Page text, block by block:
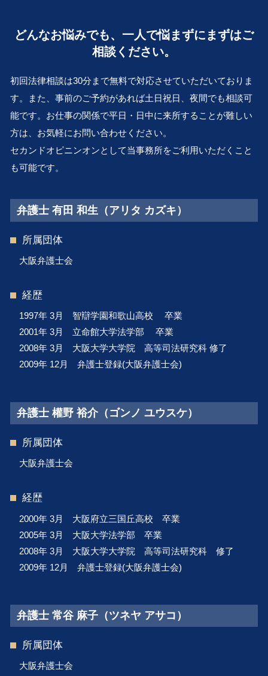
婚姻費用 計算
浮気 慰謝料
別居中 不貞行為
養育費 相場
清算 結了
解散 清算 スケジュール
組織再編 とは
相続 株 評価
破産管財人 とは
離婚 奈良 弁護士 相談
会社倒産 大 弁護士 相談
遺言作成 吹田市 弁護士 相談
遺言作成 兵庫 弁護士 相談
医療過誤 吹田市 弁護士 相談
顧問弁護士 奈良 弁護士 相談
行政問題 和歌山 弁護士 相談
事業承継 京都 弁護士 相談
離婚 京都 弁護士 相談
どんなお悩みでも、一人で悩まずにまずはご
相談ください。
初回法律相談は30分まで無料で対応させていただいておりま
す。また、事前のご予約があれば土日祝日、夜間でも相談可
能です。お仕事の関係で平日・日中に来所することが難しい
方は、お気軽にお問い合わせください。
セカンドオピニンオンとして当事務所をご利用いただくこと
も可能です。
弁護士 有田 和生（アリタ カズキ）
所属団体
大阪弁護士会
経歴
1997年 3月 智辯学園和歌山高校 卒業
2001年 3月 立命館大学法学部 卒業
2008年 3月 大阪大学大学院 高等司法研究科 修了
2009年 12月 弁護士登録(大阪弁護士会)
弁護士 權野 裕介（ゴンノ ユウスケ）
所属団体
大阪弁護士会
経歴
2000年 3月 大阪府立三国丘高校 卒業
2005年 3月 大阪大学法学部 卒業
2008年 3月 大阪大学大学院 高等司法研究科 修了
2009年 12月 弁護士登録(大阪弁護士会)
弁護士 常谷 麻子（ツネヤ アサコ）
所属団体
大阪弁護士会